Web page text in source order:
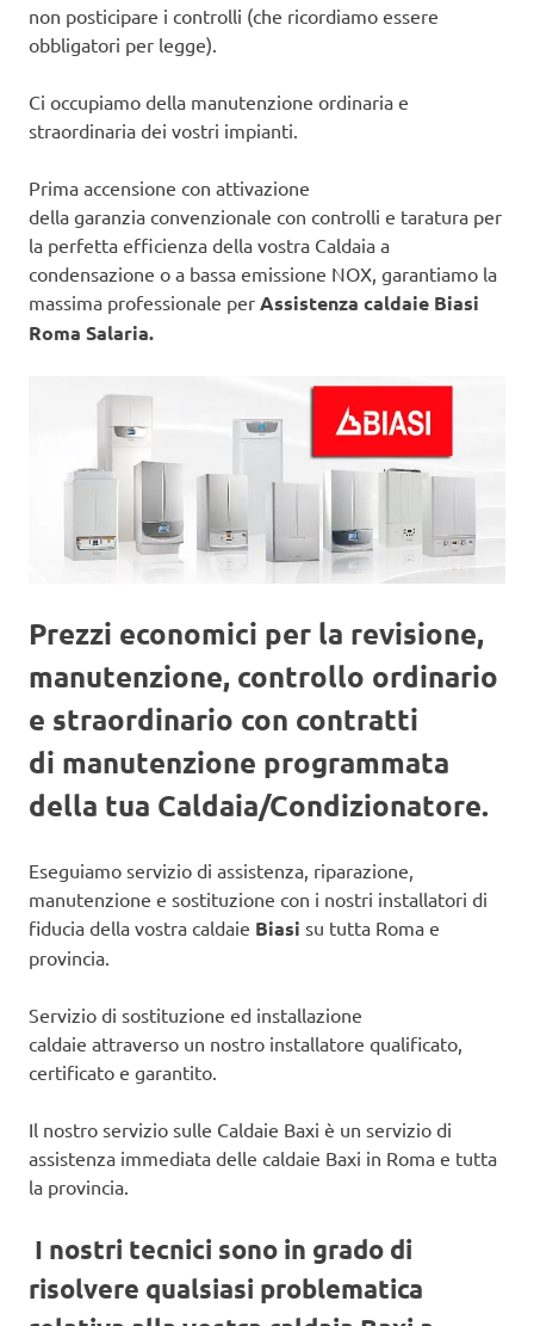
non posticipare i controlli (che ricordiamo essere
obbligatori per legge).
Ci occupiamo della manutenzione ordinaria e
straordinaria dei vostri impianti.
Prima accensione con attivazione
della garanzia convenzionale con controlli e taratura per
la perfetta efficienza della vostra Caldaia a
condensazione o a bassa emissione NOX, garantiamo la
massima professionale per Assistenza caldaie Biasi
Roma Salaria.
Prezzi economici per la revisione,
manutenzione, controllo ordinario
e straordinario con contratti
di manutenzione programmata
della tua Caldaia/Condizionatore.
Eseguiamo servizio di assistenza, riparazione,
manutenzione e sostituzione con i nostri installatori di
fiducia della vostra caldaie Biasi su tutta Roma e
provincia.
Servizio di sostituzione ed installazione
caldaie attraverso un nostro installatore qualificato,
certificato e garantito.
Il nostro servizio sulle Caldaie Baxi è un servizio di
assistenza immediata delle caldaie Baxi in Roma e tutta
la provincia.
I nostri tecnici sono in grado di
risolvere qualsiasi problematica